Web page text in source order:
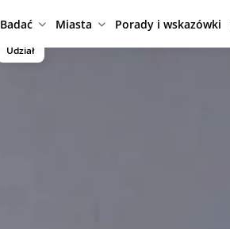
Badać Miasta Porady i wskazówki
Udział